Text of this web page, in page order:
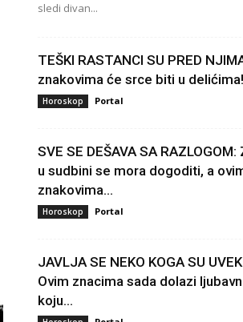
sledi divan...
TEŠKI RASTANCI SU PRED
znakovima će srce biti u delićima!
Horoskop Portal
SVE SE DEŠAVA SA
u sudbini se mora dogoditi, a
znakovima...
Horoskop Portal
JAVLJA SE NEKO KOGA SU
Ovim znacima sada dolazi
koju...